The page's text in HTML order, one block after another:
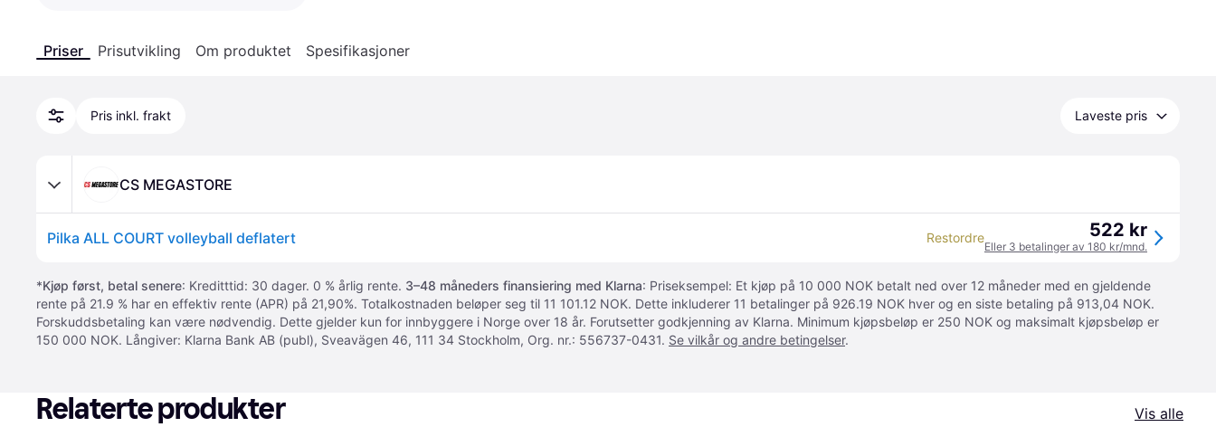
Priser Prisutvikling Om produktet Spesifikasjoner
Pris inkl. frakt Laveste pris
CS MEGASTORE
Pilka ALL COURT volleyball deflatert Restordre 522 kr
Eller 3 betalinger av 180 kr/mnd.
*Kjøp først, betal senere: Kreditttid: 30 dager. 0 % årlig rente. 3–48 måneders finansiering med Klarna: Priseksempel: Et kjøp på 10 000 NOK betalt ned over 12 måneder med en gjeldende
rente på 21.9 % har en effektiv rente (APR) på 21,90%. Totalkostnaden beløper seg til 11 101.12 NOK. Dette inkluderer 11 betalinger på 926.19 NOK hver og en siste betaling på 913,04 NOK.
Forskuddsbetaling kan være nødvendig. Dette gjelder kun for innbyggere i Norge over 18 år. Forutsetter godkjenning av Klarna. Minimum kjøpsbeløp er 250 NOK og maksimalt kjøpsbeløp er
150 000 NOK. Långiver: Klarna Bank AB (publ), Sveavägen 46, 111 34 Stockholm, Org. nr.: 556737-0431. Se vilkår og andre betingelser.
Relaterte produkter
Vis alle